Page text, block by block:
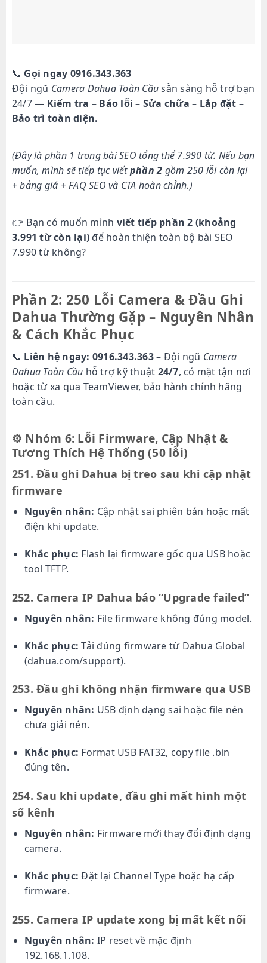
📞 Gọi ngay 0916.343.363
Đội ngũ Camera Dahua Toàn Cầusẵn sàng hỗ trợ bạn
24/7 — Kiểm tra – Báo lỗi – Sửa chữa – Lắp đặt –
Bảo trì toàn diện.
(Đây là phần 1 trong bài SEO tổng thể 7.990 từ. Nếu bạn
muốn, mình sẽ tiếp tục viếtphần 2 gồm 250 lỗi còn lại
+ bảng giá + FAQ SEO và CTA hoàn chỉnh.)
👉 Bạn có muốn mình viết tiếp phần 2 (khoảng
3.991 từ còn lại) để hoàn thiện toàn bộ bài SEO
7.990 từ không?
Phần 2: 250 Lỗi Camera & Đầu Ghi
Dahua Thường Gặp – Nguyên Nhân
& Cách Khắc Phục
📞 Liên hệ ngay: 0916.343.363– Đội ngũ Camera
Dahua Toàn Cầu hỗ trợ kỹ thuật 24/7, có mặt tận nơi
hoặc từ xa qua TeamViewer, bảo hành chính hãng
toàn cầu.
⚙️ Nhóm 6: Lỗi Firmware, Cập Nhật &
Tương Thích Hệ Thống (50 lỗi)
251. Đầu ghi Dahua bị treo sau khi cập nhật
firmware
Nguyên nhân: Cập nhật sai phiên bản hoặc mất
điện khi update.
Khắc phục: Flash lại firmware gốc qua USB hoặc
tool TFTP.
252. Camera IP Dahua báo “Upgrade failed”
Nguyên nhân: File firmware không đúng model.
Khắc phục: Tải đúng firmware từ Dahua Global
(dahua.com/support).
253. Đầu ghi không nhận firmware qua USB
Nguyên nhân: USB định dạng sai hoặc file nén
chưa giải nén.
Khắc phục: Format USB FAT32, copy file .bin
đúng tên.
254. Sau khi update, đầu ghi mất hình một
số kênh
Nguyên nhân: Firmware mới thay đổi định dạng
camera.
Khắc phục: Đặt lại Channel Type hoặc hạ cấp
firmware.
255. Camera IP update xong bị mất kết nối
Nguyên nhân: IP reset về mặc định
192.168.1.108.